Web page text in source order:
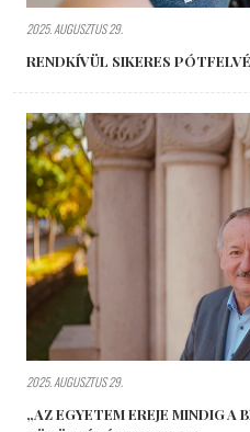
2025. AUGUSZTUS 29.
RENDKÍVÜL SIKERES
2025. AUGUSZTUS 29.
„AZ EGYETEM EREJE MINDIG A